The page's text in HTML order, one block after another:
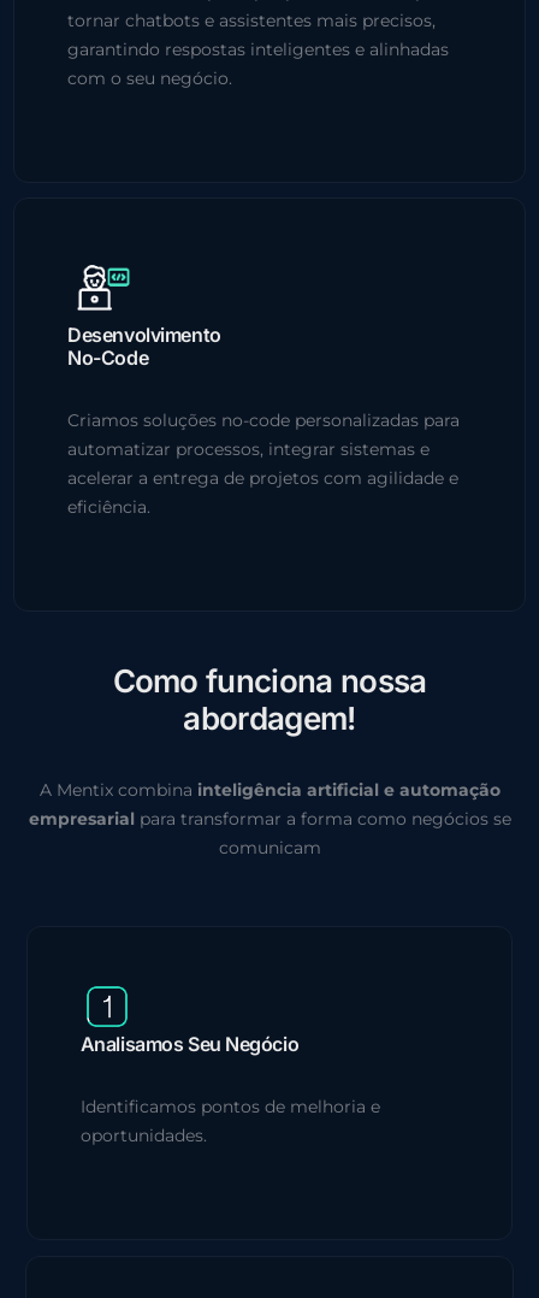
tornar chatbots e assistentes mais precisos,
garantindo respostas inteligentes e alinhadas
com o seu negócio.
Desenvolvimento
No-Code
Criamos soluções no-code personalizadas para
automatizar processos, integrar sistemas e
acelerar a entrega de projetos com agilidade e
eficiência.
Como funciona nossa
abordagem!
A Mentix combina inteligência artificial e automação
empresarial para transformar a forma como negócios se
comunicam
Analisamos Seu Negócio
Identificamos pontos de melhoria e
oportunidades.